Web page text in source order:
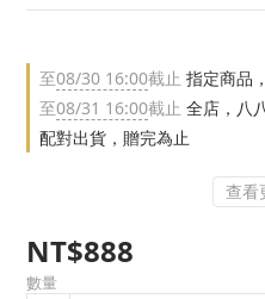
至08/30 16:00截止 指定商品
至08/31 16:00截止 全店，八
配對出貨，贈完為止
查看
NT$888
數量